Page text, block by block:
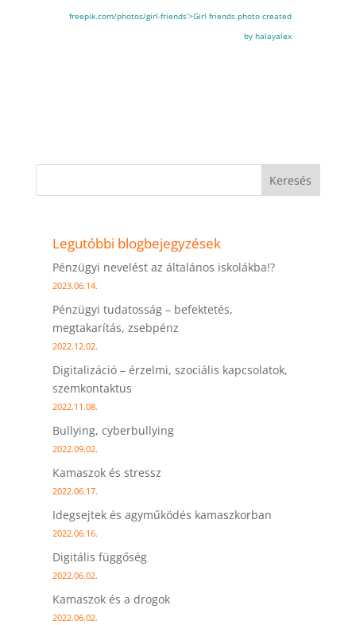
freepik.com/photos/girl-friends’>Girl friends photo created
by halayalex
Keresés
Legutóbbi blogbejegyzések
Pénzügyi nevelést az általános iskolákba!?
2023.06.14.
Pénzügyi tudatosság – befektetés,
megtakarítás, zsebpénz
2022.12.02.
Digitalizáció – érzelmi, szociális kapcsolatok,
szemkontaktus
2022.11.08.
Bullying, cyberbullying
2022.09.02.
Kamaszok és stressz
2022.06.17.
Idegsejtek és agyműködés kamaszkorban
2022.06.16.
Digitális függőség
2022.06.02.
Kamaszok és a drogok
2022.06.02.